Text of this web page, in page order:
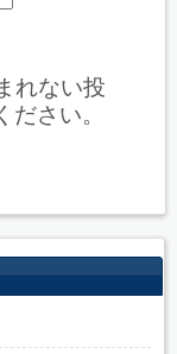
れない投
さい。